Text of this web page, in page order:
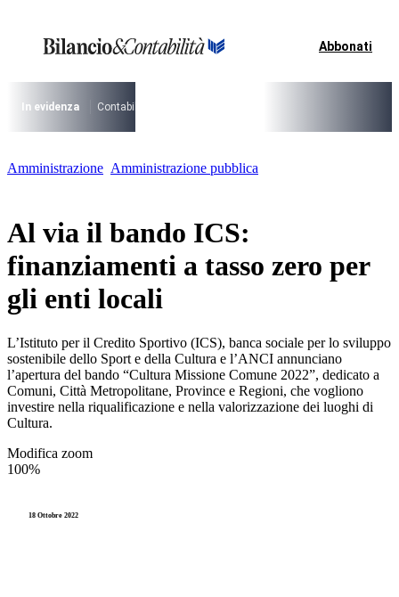
contenuto
I più cercati
Lorem ipsum dolor sit amet consectetur
Abbonati
In evidenza Contabilità Accrual
I più cercati
Lorem ipsum dolor sit amet consectetur
Amministrazione Amministrazione pubblica
Al via il bando ICS:
finanziamenti a tasso zero per
gli enti locali
L’Istituto per il Credito Sportivo (ICS), banca sociale per lo sviluppo
sostenibile dello Sport e della Cultura e l’ANCI annunciano
l’apertura del bando “Cultura Missione Comune 2022”, dedicato a
Comuni, Città Metropolitane, Province e Regioni, che vogliono
investire nella riqualificazione e nella valorizzazione dei luoghi di
Cultura.
Modifica zoom
100%
18 Ottobre 2022